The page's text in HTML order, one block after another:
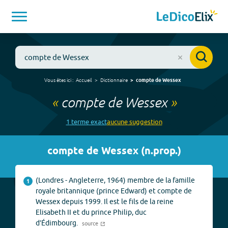
Vous êtes ici : Accueil Dictionnaire compte de Wessex
« compte de Wessex»
1 termeexactaucunesuggestion
compte de Wessex(n.prop.)
1
(Londres - Angleterre, 1964) membre de la famille
royale britannique (prince Edward) et compte de
Wessex depuis 1999. Il est le fils de la reine
Elisabeth II et du prince Philip, duc
d’Édimbourg.
source